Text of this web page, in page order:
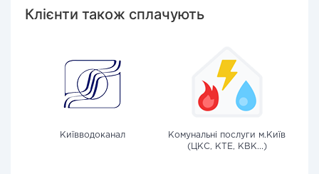
Клієнти також сплачують
Київводоканал
Комунальні послуги м.Київ
(ЦКС, КТЕ, КВК...)